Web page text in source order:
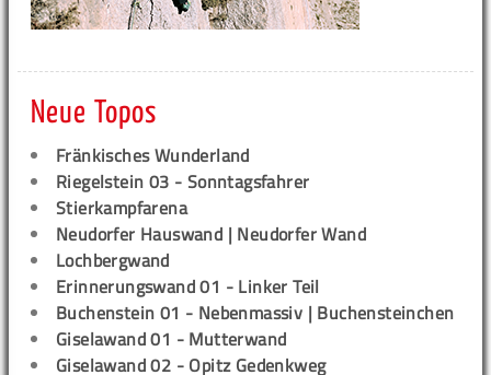
Neue Topos
Fränkisches Wunderland
Riegelstein 03 - Sonntagsfahrer
Stierkampfarena
Neudorfer Hauswand | Neudorfer Wand
Lochbergwand
Erinnerungswand 01 - Linker Teil
Buchenstein 01 - Nebenmassiv | Buchensteinchen
Giselawand 01 - Mutterwand
Giselawand 02 - Opitz Gedenkweg